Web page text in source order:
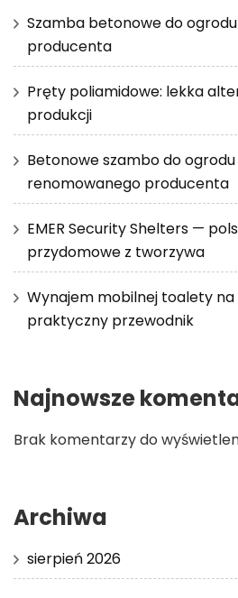
Szamba betonowe do
producenta
Pręty poliamidowe: lekka
produkcji
Betonowe szambo do
renomowanego producenta
EMER Security Shelters —
przydomowe z tworzywa
Wynajem mobilnej toalety
praktyczny przewodnik
Najnowsze
Brak komentarzy do
Archiwa
sierpień 2026